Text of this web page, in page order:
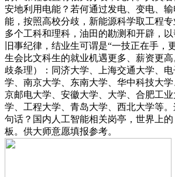
安地利用电能？若何通过发电、变电、
能，按照高校分歧，新能源科学取工程
多个工科和理科，油田的勘测和开辟，
旧事纪律，结业生可谓是“一技正在手，
生会比文科生的就业机遇更多、薪资更
歧条理）：同济大学、上海交通大学、
学、南京大学、东南大学、华中科技大
京邮电大学、安徽大学、大学、合肥工
学、工程大学、青岛大学、西北大学等
句话？国内人工智能相关岗亭，世界上
板。供大师意愿填报参考。